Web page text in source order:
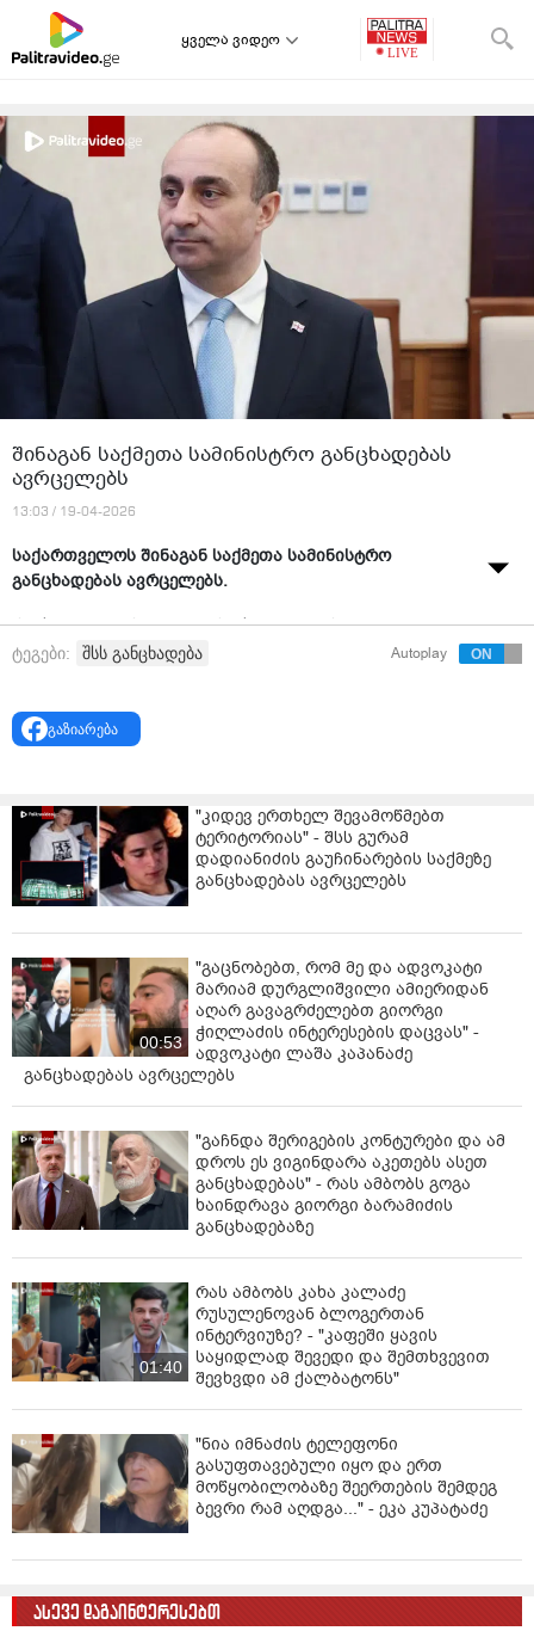
ყველა ვიდეო
შინაგან საქმეთა სამინისტრო განცხადებას
ავრცელებს
13:03 / 19-04-2026
საქართველოს შინაგან საქმეთა სამინისტრო
განცხადებას ავრცელებს.
"საქართველოს შინაგან საქმეთა მინისტრი გეკა
გელაძე უზბეკეთის რესპუბლიკის შინაგან საქმეთა
დანაყოფების ინფრასტრუქტურასა და საქმიანობას
გაეცნო.
სტუმრობისას, საქართველოს დელეგაციის წევრებს
აკადემიის ხელმძღვანელმა - რუსტამ ხატამოვმა
უმასპინძლა, რომელმაც დეტალური ინფორმაცია
მიაწოდა მათ საპოლიციო განათლების სფეროში
საქმიანობაზე.
თავის მხრივ, გეკა გელაძემ ხაზი გაუსვა საპოლიციო
განათლების მნიშვნელობას და ამ მიმართულებით
თანამშრომლობის მზაობა გამოთქვა.
ქალაქ ტაშკენტის პოლიციის დეპარტამენტში
სტუმრობისას კი, შინაგან საქმეთა მინისტრი
დეტალურად გაეცნო დანაყოფის საქმიანობის
სპეციფიკას და ამავე დეპარტამენტში მოქმედი
ერთიანი ოპერაციების მართვის ცენტრის ფუნქციებს. "
- აღნიშნულია განცხადებაში.
ტეგები: შსს განცხადება Autoplay
გაზიარება
"კიდევ ერთხელ შევამოწმებთ
ტერიტორიას" - შსს გურამ
დადიანიძის გაუჩინარების საქმეზე
განცხადებას ავრცელებს
00:53
"გაცნობებთ, რომ მე და ადვოკატი
მარიამ დურგლიშვილი ამიერიდან
აღარ გავაგრძელებთ გიორგი
ჭიღლაძის ინტერესების დაცვას" -
ადვოკატი ლაშა კაპანაძე
განცხადებას ავრცელებს
"გაჩნდა შერიგების კონტურები და ამ
დროს ეს ვიგინდარა აკეთებს ასეთ
განცხადებას" - რას ამბობს გოგა
ხაინდრავა გიორგი ბარამიძის
განცხადებაზე
01:40
რას ამბობს კახა კალაძე
რუსულენოვან ბლოგერთან
ინტერვიუზე? - "კაფეში ყავის
საყიდლად შევედი და შემთხვევით
შევხვდი ამ ქალბატონს"
"ნია იმნაძის ტელეფონი
გასუფთავებული იყო და ერთ
მოწყობილობაზე შეერთების შემდეგ
ბევრი რამ აღდგა..." - ეკა კუპატაძე
ასევე დაგაინტერესებთ